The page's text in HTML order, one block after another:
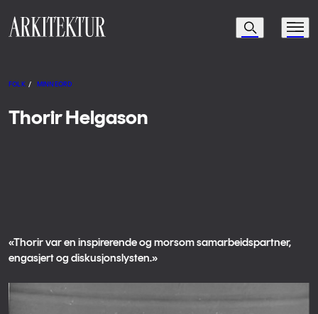
Navigasjon
Søk Meny
FOLK / MINNEORD
Thorir Helgason
«Thorir var en inspirerende og morsom samarbeidspartner,
engasjert og diskusjonslysten.»